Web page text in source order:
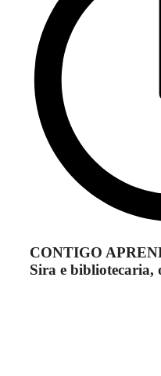
CONTIGO
Sira e bibliotecaria,